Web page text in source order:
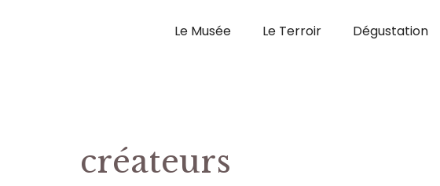
Le Musée Le Terroir Dégustation
créateurs